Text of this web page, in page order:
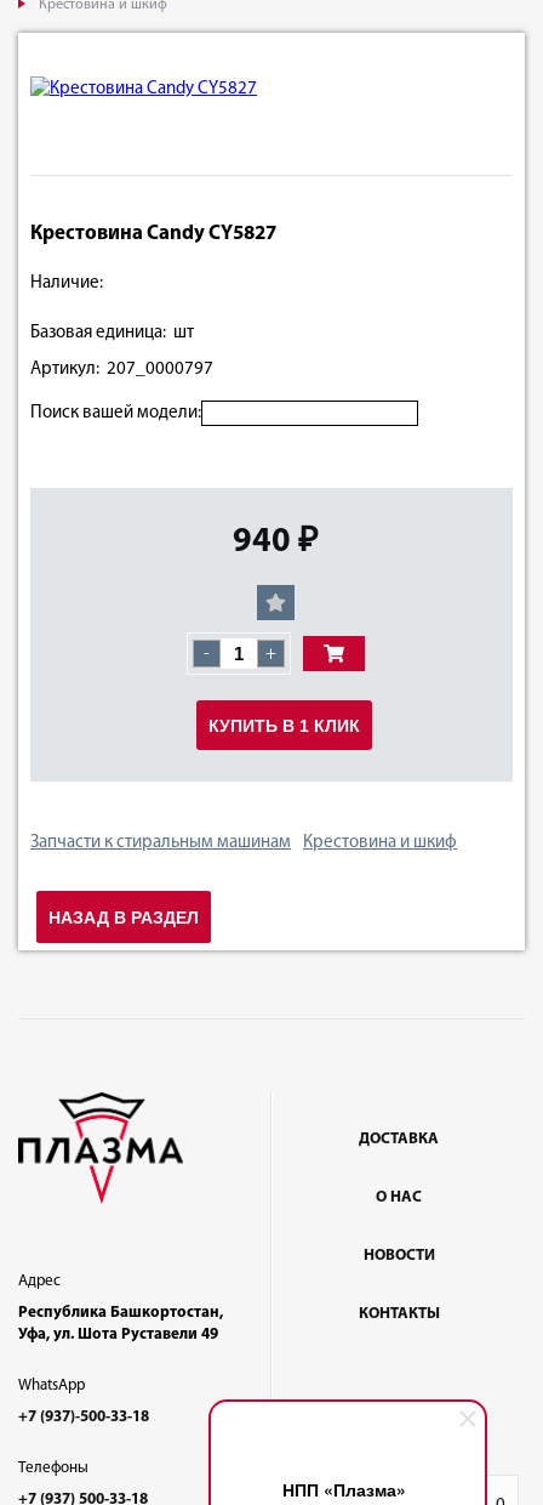
НПП «Плазма»
Крестовина и шкиф
Крестовина Candy CY5827
Наличие:
Базовая единица: шт
Артикул: 207_0000797
Поиск вашей модели:
940 ₽
- +
КУПИТЬ В 1 КЛИК
Запчасти к стиральным машинам Крестовина и шкиф
НАЗАД В РАЗДЕЛ
Адрес
Республика Башкортостан,
Уфа, ул. Шота Руставели 49
WhatsApp
+7 (937)-500-33-18
Телефоны
+7 (937) 500-33-18
ДОСТАВКА
О НАС
НОВОСТИ
КОНТАКТЫ